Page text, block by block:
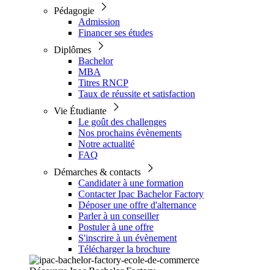
Pédagogie
Admission
Financer ses études
Diplômes
Bachelor
MBA
Titres RNCP
Taux de réussite et satisfaction
Vie Étudiante
Le goût des challenges
Nos prochains évènements
Notre actualité
FAQ
Démarches & contacts
Candidater à une formation
Contacter Ipac Bachelor Factory
Déposer une offre d'alternance
Parler à un conseiller
Postuler à une offre
S'inscrire à un évènement
Télécharger la brochure